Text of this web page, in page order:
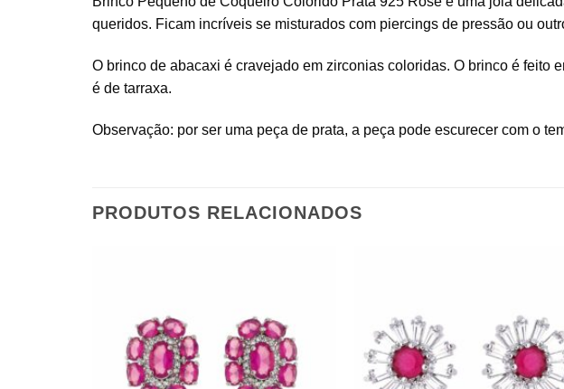
queridos. Ficam incríveis se misturados com piercings de pressão ou
O brinco de abacaxi é cravejado em zirconias coloridas. O brinco é feito
é de tarraxa.
Observação: por ser uma peça de prata, a peça pode escurecer com o
PRODUTOS RELACIONADOS